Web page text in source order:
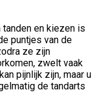
en kiezen is
puntjes van de
ze zijn
zwelt vaak
pijnlijk zijn, maar u
de tandarts